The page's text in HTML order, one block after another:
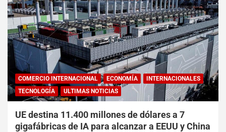
COMERCIO INTERNACIONAL ECONOMÍA
INTERNACIONALES
TECNOLOGÍA
ULTIMAS NOTICIAS
UE destina 11.400 millones de dólares a 7
gigafábricas de IA para alcanzar a EEUU y China